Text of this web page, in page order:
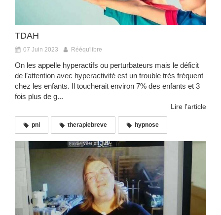
TDAH
07 Juin 2023 Rééqu'libre
On les appelle hyperactifs ou perturbateurs mais le déficit
de l’attention avec hyperactivité est un trouble très fréquent
chez les enfants. Il toucherait environ 7% des enfants et 3
fois plus de g...
Lire l'article
pnl therapiebreve hypnose